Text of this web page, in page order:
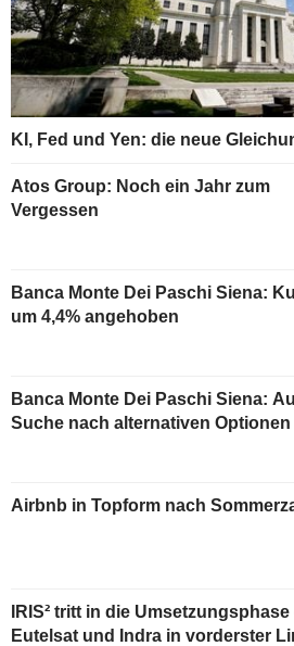
KI, Fed und Yen: die neue
Atos Group: Noch ein Jahr zum
Vergessen
Banca Monte Dei Paschi Siena:
um 4,4% angehoben
Banca Monte Dei Paschi Siena:
Suche nach alternativen Optionen
Airbnb in Topform nach
IRIS² tritt in die Umsetzungsphase
Eutelsat und Indra in vorderster